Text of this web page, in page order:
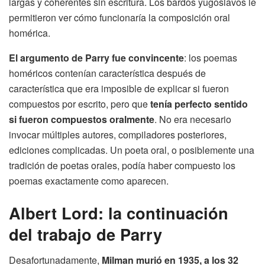
permitieron ver cómo funcionaría la composición oral
homérica.
El argumento de Parry fue convincente: los poemas
homéricos contenían característica después de
característica que era imposible de explicar si fueron
compuestos por escrito, pero quetenía perfecto sentido
si fueron compuestos oralmente. No era necesario
invocar múltiples autores, compiladores posteriores,
ediciones complicadas. Un poeta oral, o posiblemente una
tradición de poetas orales, podía haber compuesto los
poemas exactamente como aparecen.
Albert Lord: la continuación
del trabajo de Parry
Desafortunadamente, Milman murió en 1935, a los 32